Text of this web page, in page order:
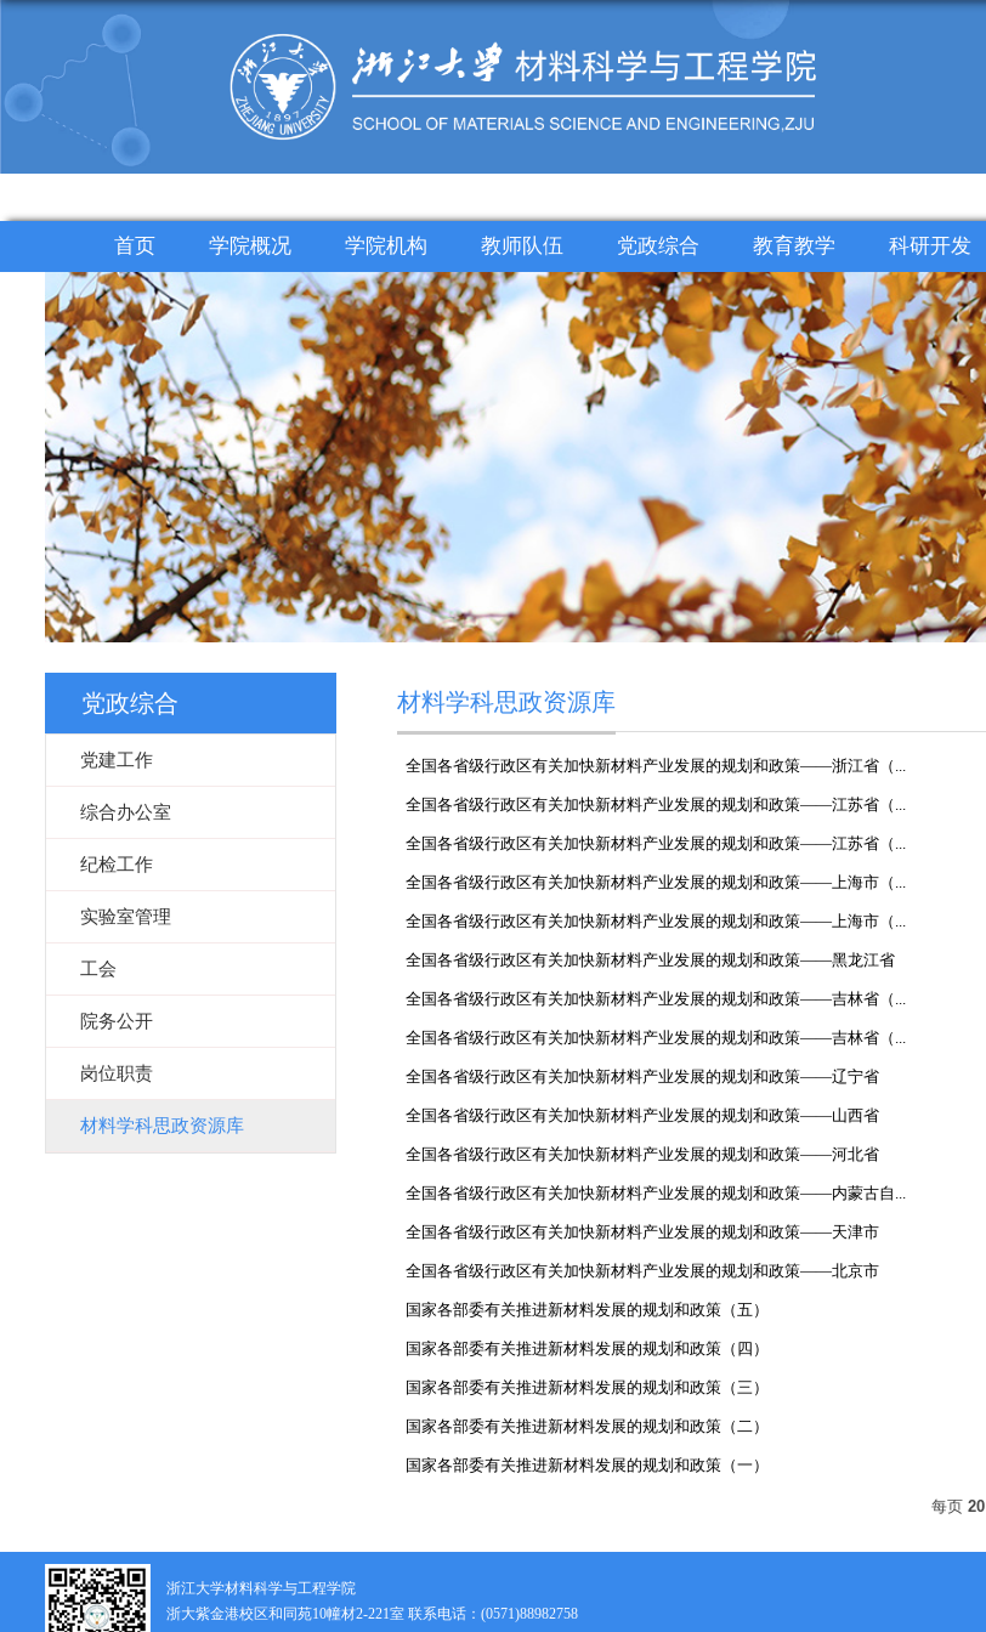
首页 学院概况 学院机构 教师队伍 党政综合 教育教学 科研开发
党政综合
党建工作
综合办公室
纪检工作
实验室管理
工会
院务公开
岗位职责
材料学科思政资源库
材料学科思政资源库
全国各省级行政区有关加快新材料产业发展的规划和政策——浙江省（...
全国各省级行政区有关加快新材料产业发展的规划和政策——江苏省（...
全国各省级行政区有关加快新材料产业发展的规划和政策——江苏省（...
全国各省级行政区有关加快新材料产业发展的规划和政策——上海市（...
全国各省级行政区有关加快新材料产业发展的规划和政策——上海市（...
全国各省级行政区有关加快新材料产业发展的规划和政策——黑龙江省
全国各省级行政区有关加快新材料产业发展的规划和政策——吉林省（...
全国各省级行政区有关加快新材料产业发展的规划和政策——吉林省（...
全国各省级行政区有关加快新材料产业发展的规划和政策——辽宁省
全国各省级行政区有关加快新材料产业发展的规划和政策——山西省
全国各省级行政区有关加快新材料产业发展的规划和政策——河北省
全国各省级行政区有关加快新材料产业发展的规划和政策——内蒙古自...
全国各省级行政区有关加快新材料产业发展的规划和政策——天津市
全国各省级行政区有关加快新材料产业发展的规划和政策——北京市
国家各部委有关推进新材料发展的规划和政策（五）
国家各部委有关推进新材料发展的规划和政策（四）
国家各部委有关推进新材料发展的规划和政策（三）
国家各部委有关推进新材料发展的规划和政策（二）
国家各部委有关推进新材料发展的规划和政策（一）
每页 20
浙江大学材料科学与工程学院
浙大紫金港校区和同苑10幢材2-221室 联系电话：(0571)88982758